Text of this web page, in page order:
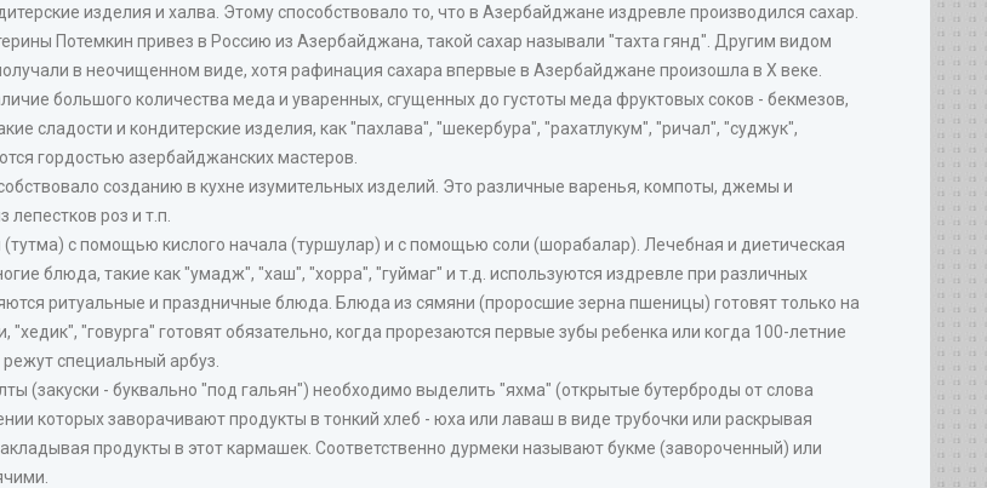
изделия и халва. Этому способствовало то, что в Азербайджане издревле производился сахар.
Потемкин привез в Россию из Азербайджана, такой сахар называли "тахта гянд". Другим видом
в неочищенном виде, хотя рафинация сахара впервые в Азербайджане произошла в X веке.
большого количества меда и уваренных, сгущенных до густоты меда фруктовых соков - бекмезов,
сладости и кондитерские изделия, как "пахлава", "шекербура", "рахатлукум", "ричал", "суджук",
гордостью азербайджанских мастеров.
созданию в кухне изумительных изделий. Это различные варенья, компоты, джемы и
роз и т.п.
с помощью кислого начала (туршулар) и с помощью соли (шорабалар). Лечебная и диетическая
блюда, такие как "умадж", "хаш", "хорра", "гуймаг" и т.д. используются издревле при различных
ритуальные и праздничные блюда. Блюда из сямяни (проросшие зерна пшеницы) готовят только на
"говурга" готовят обязательно, когда прорезаются первые зубы ребенка или когда 100-летние
специальный арбуз.
(закуски - буквально "под гальян") необходимо выделить "яхма" (открытые бутерброды от слова
которых заворачивают продукты в тонкий хлеб - юха или лаваш в виде трубочки или раскрывая
продукты в этот кармашек. Соответственно дурмеки называют букме (завороченный) или